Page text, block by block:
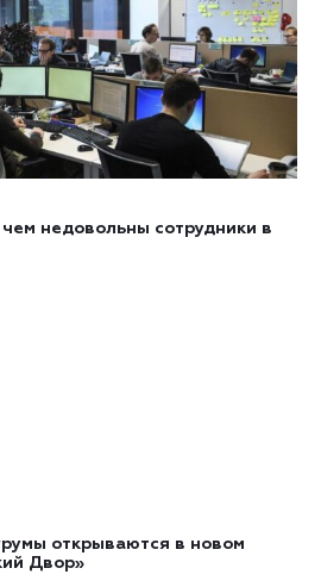
недовольны сотрудники в
открываются в новом
Двор»